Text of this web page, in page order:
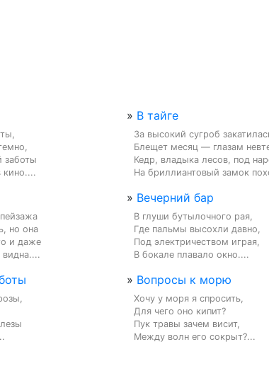
заботы
» В тайге
За высокий сугроб
Блещет месяц — глазам
Кедр, владыка лесов, под
На бриллиантовый замок
но она
и даже
» Вечерний бар
В глуши бутылочного рая,
Где пальмы высохли давно,
Под электричеством играя,
В бокале плавало окно....
» Вопросы к морю
Хочу у моря я спросить,
Для чего оно кипит?
Пук травы зачем висит,
Между волн его сокрыт?...